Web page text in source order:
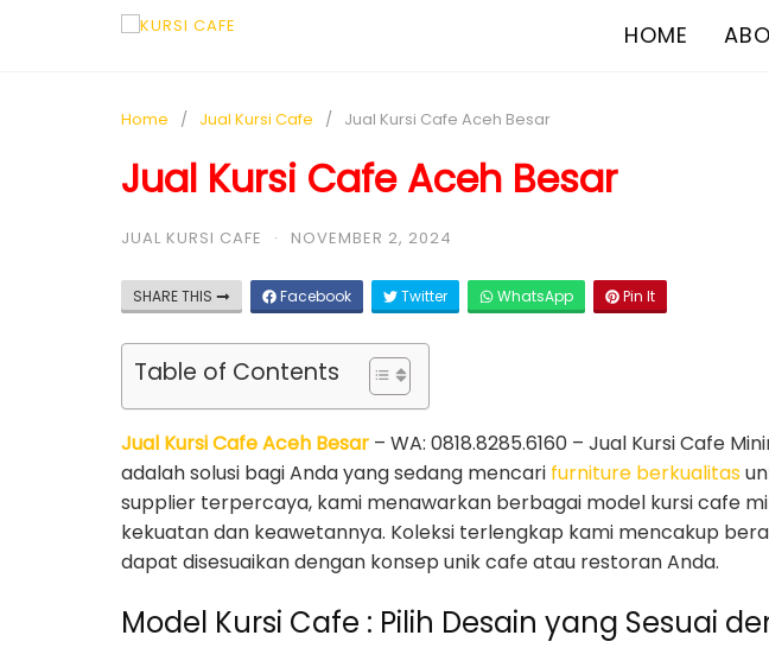
HOME
Home Jual Kursi Cafe Jual Kursi Cafe Aceh Besar
Jual Kursi Cafe Aceh Besar
JUAL KURSI CAFE · NOVEMBER 2, 2024
SHARE THIS Facebook Twitter WhatsApp Pin It
Table of Contents
Jual Kursi Cafe Aceh Besar – WA: 0818.8285.6160 – Jual Kursi Cafe
adalah solusi bagi Anda yang sedang mencari furniture berkualitas
supplier terpercaya, kami menawarkan berbagai model kursi cafe
kekuatan dan keawetannya. Koleksi terlengkap kami mencakup
dapat disesuaikan dengan konsep unik cafe atau restoran Anda.
Model Kursi Cafe : Pilih Desain yang Sesuai